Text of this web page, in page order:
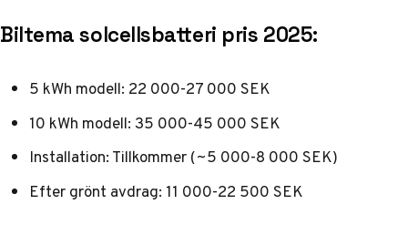
Biltema solcellsbatteri pris 2025:
5 kWh modell: 22 000-27 000 SEK
10 kWh modell: 35 000-45 000 SEK
Installation: Tillkommer (~5 000-8 000 SEK)
Efter grönt avdrag: 11 000-22 500 SEK